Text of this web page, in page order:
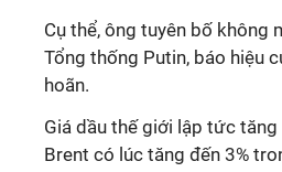
Cụ thể, ông tuyên bố không
Tổng thống Putin, báo hiệu
hoãn.
Giá dầu thế giới lập tức
Brent có lúc tăng đến 3%